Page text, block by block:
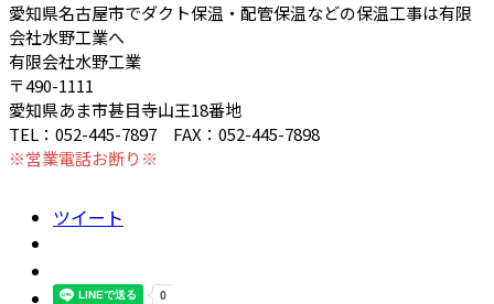
愛知県名古屋市でダクト保温・配管保温などの保温工事は有限
会社水野工業へ
有限会社水野工業
〒490-1111
愛知県あま市甚目寺山王18番地
TEL：052-445-7897 FAX：052-445-7898
※営業電話お断り※
ツイート